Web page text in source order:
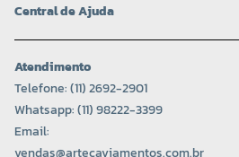
Central de Ajuda
Atendimento
Telefone: (11) 2692-2901
Whatsapp: (11) 98222-3399
Email:
vendas@artecaviamentos.com.br